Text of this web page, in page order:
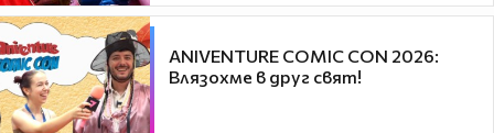
ANIVENTURE COMIC CON 2026:
Влязохме в друг свят!